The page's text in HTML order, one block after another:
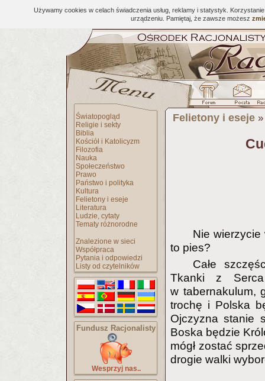
Używamy cookies w celach świadczenia usług, reklamy i statystyk.
urządzeniu. Pamiętaj, że zawsze możesz
Światopogląd
Religie i sekty
Biblia
Kościół i Katolicyzm
Filozofia
Nauka
Społeczeństwo
Prawo
Państwo i polityka
Kultura
Felietony i eseje
Literatura
Ludzie, cytaty
Tematy różnorodne
Znalezione w sieci
Współpraca
Pytania i odpowiedzi
Listy od czytelników
Fundusz Racjonalisty
Wesprzyj nas..
Felietony i eseje
Nie wierzycie
to pies?
Całe
Tkanki z
w tabernakulum,
trochę i Polska
Ojczyzna stanie
Boska będzie
mógł zostać
drogie walki